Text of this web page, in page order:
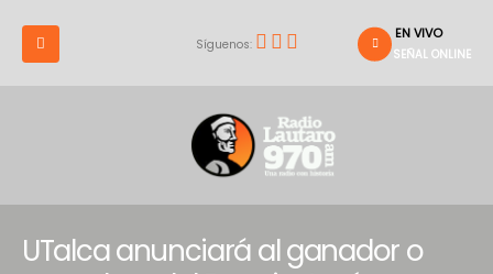
Síguenos:
EN VIVO
SEÑAL ONLINE
UTalca anunciará al ganador o